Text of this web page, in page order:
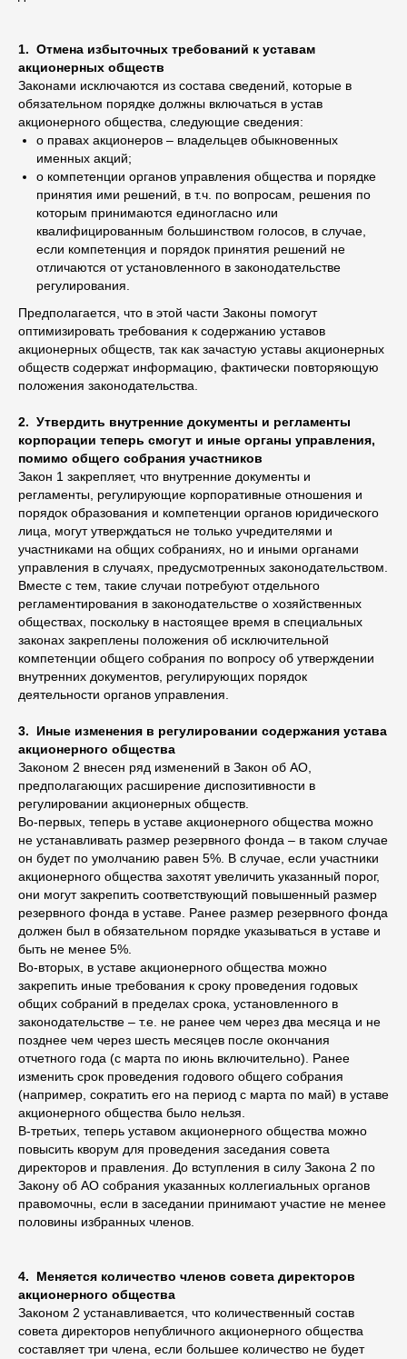
1. Отмена избыточных требований к уставам
акционерных обществ
Законами исключаются из состава сведений, которые в
обязательном порядке должны включаться в устав
акционерного общества, следующие сведения:
о правах акционеров – владельцев обыкновенных
именных акций;
о компетенции органов управления общества и порядке
принятия ими решений, в т.ч. по вопросам, решения по
которым принимаются единогласно или
квалифицированным большинством голосов, в случае,
если компетенция и порядок принятия решений не
отличаются от установленного в законодательстве
регулирования.
Предполагается, что в этой части Законы помогут
оптимизировать требования к содержанию уставов
акционерных обществ, так как зачастую уставы акционерных
обществ содержат информацию, фактически повторяющую
положения законодательства.
2. Утвердить внутренние документы и регламенты
корпорации теперь смогут и иные органы управления,
помимо общего собрания участников
Закон 1 закрепляет, что внутренние документы и
регламенты, регулирующие корпоративные отношения и
порядок образования и компетенции органов юридического
лица, могут утверждаться не только учредителями и
участниками на общих собраниях, но и иными органами
управления в случаях, предусмотренных законодательством.
Вместе с тем, такие случаи потребуют отдельного
регламентирования в законодательстве о хозяйственных
обществах, поскольку в настоящее время в специальных
законах закреплены положения об исключительной
компетенции общего собрания по вопросу об утверждении
внутренних документов, регулирующих порядок
деятельности органов управления.
3. Иные изменения в регулировании содержания устава
акционерного общества
Законом 2 внесен ряд изменений в Закон об АО,
предполагающих расширение диспозитивности в
регулировании акционерных обществ.
Во-первых, теперь в уставе акционерного общества можно
не устанавливать размер резервного фонда – в таком случае
он будет по умолчанию равен 5%. В случае, если участники
акционерного общества захотят увеличить указанный порог,
они могут закрепить соответствующий повышенный размер
резервного фонда в уставе. Ранее размер резервного фонда
должен был в обязательном порядке указываться в уставе и
быть не менее 5%.
Во-вторых, в уставе акционерного общества можно
закрепить иные требования к сроку проведения годовых
общих собраний в пределах срока, установленного в
законодательстве – т.е. не ранее чем через два месяца и не
позднее чем через шесть месяцев после окончания
отчетного года (с марта по июнь включительно). Ранее
изменить срок проведения годового общего собрания
(например, сократить его на период с марта по май) в уставе
акционерного общества было нельзя.
В-третьих, теперь уставом акционерного общества можно
повысить кворум для проведения заседания совета
директоров и правления. До вступления в силу Закона 2 по
Закону об АО собрания указанных коллегиальных органов
правомочны, если в заседании принимают участие не менее
половины избранных членов.
4. Меняется количество членов совета директоров
акционерного общества
Законом 2 устанавливается, что количественный состав
совета директоров непубличного акционерного общества
составляет три члена, если большее количество не будет